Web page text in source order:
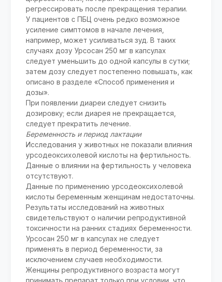
регрессировать после прекращения терапии.
У пациентов с ПБЦ очень редко возможное
усиление симптомов в начале лечения,
например, может усиливаться зуд. В таких
случаях дозу Урсосан 250 мг в капсулах
следует уменьшить до одной капсулы в сутки;
затем дозу следует постепенно повышать, как
описано в разделе «Способ применения и
дозы».
При появлении диареи следует снизить
дозировку; если диарея не прекращается,
следует прекратить лечение.
Беременность и период лактации
Исследования у животных не показали влияния
урсодеоксихолевой кислоты на фертильность.
Данные о влиянии на фертильность у человека
отсутствуют.
Данные по применению урсодеоксихолевой
кислоты беременным женщинам недостаточны.
Результаты исследований на животных
свидетельствуют о наличии репродуктивной
токсичности на ранних стадиях беременности.
Урсосан 250 мг в капсулах не следует
применять в период беременности, за
исключением случаев необходимости.
Женщины репродуктивного возраста могут